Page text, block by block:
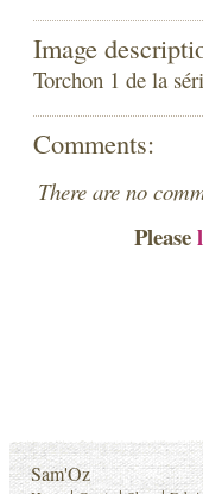
Image
Torchon 1 de la
Comments:
There are no
Please
Sam'Oz